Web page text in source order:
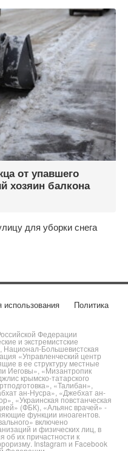
от упавшего
хозяин балкона
для уборки снега
использования
Политика
Федерации
и экстремистские
Национал-Большевистская
«Управленческий центр
в ее структуру местные
Иеговы», «Мизантропик
крымско-татарского
«Талибан»,
ан-Нусра», «Джебхат ан-
«Украинская повстанческая
(ФБК), «Альянс врачей» -
функции иноагентов.
включено
и физических лиц, в
об их причастности к
Instagram и Facebook